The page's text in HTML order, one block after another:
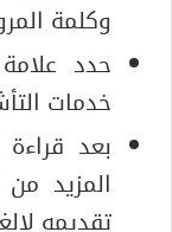
وكلمة
حدد
خدمات
بعد
المزيد
تقديمه